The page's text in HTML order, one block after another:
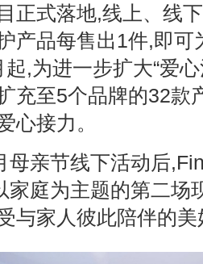
正式落地,线上、线
产品每售出1件,即可
,为进一步扩大“爱
充至5个品牌的32款
心接力。
母亲节线下活动后
家庭为主题的第二场
与家人彼此陪伴的美